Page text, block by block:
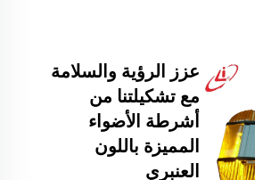
عزز الرؤية والسلامة
مع تشكيلتنا من
أشرطة الأضواء
المميزة باللون
العنبري